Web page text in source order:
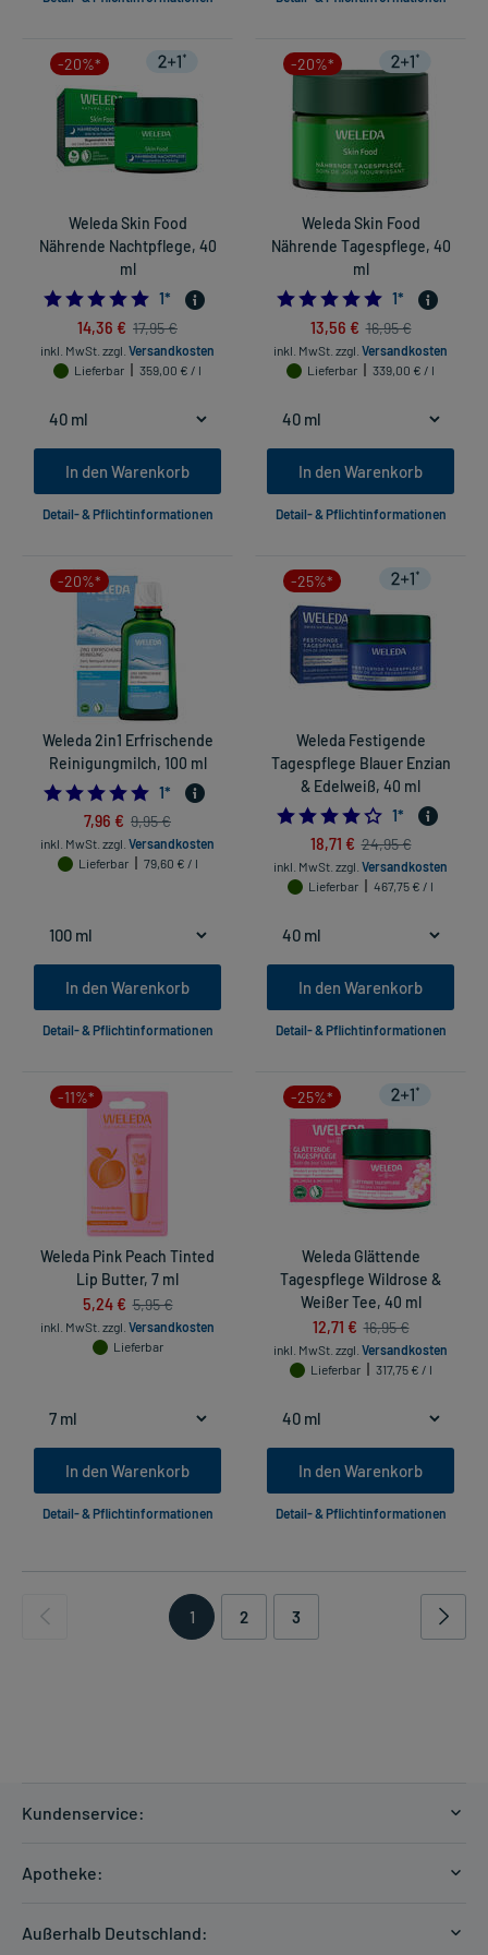
-20%*
Weleda Skin Food
Nährende Nachtpflege, 40
ml
5.0
1*
14,36 € 17,95 €
inkl. MwSt. zzgl. Versandkosten
Lieferbar
359,00 € / l
In den Warenkorb
Detail- & Pflichtinformationen
-20%*
Weleda Skin Food
Nährende Tagespflege, 40
ml
5.0
1*
13,56 € 16,95 €
inkl. MwSt. zzgl. Versandkosten
Lieferbar
339,00 € / l
In den Warenkorb
Detail- & Pflichtinformationen
-20%*
Weleda 2in1 Erfrischende
Reinigungmilch, 100 ml
5.0
1*
7,96 € 9,95 €
inkl. MwSt. zzgl. Versandkosten
Lieferbar
79,60 € / l
In den Warenkorb
Detail- & Pflichtinformationen
-25%*
Weleda Festigende
Tagespflege Blauer Enzian
& Edelweiß, 40 ml
4.0
1*
18,71 € 24,95 €
inkl. MwSt. zzgl. Versandkosten
Lieferbar
467,75 € / l
In den Warenkorb
Detail- & Pflichtinformationen
-11%*
Weleda Pink Peach Tinted
Lip Butter, 7 ml
5,24 € 5,95 €
inkl. MwSt. zzgl. Versandkosten
Lieferbar
In den Warenkorb
Detail- & Pflichtinformationen
-25%*
Weleda Glättende
Tagespflege Wildrose &
Weißer Tee, 40 ml
12,71 € 16,95 €
inkl. MwSt. zzgl. Versandkosten
Lieferbar
317,75 € / l
In den Warenkorb
Detail- & Pflichtinformationen
1 2 3
Kundenservice:
Zahlungsarten
Apotheke:
Außerhalb Deutschland: